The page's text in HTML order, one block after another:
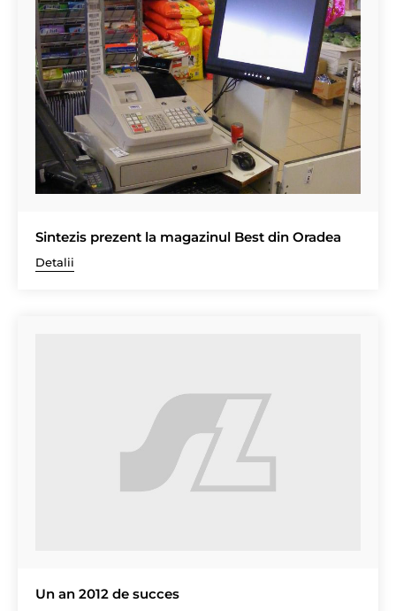
Sintezis prezent la magazinul Best din Oradea
Detalii
Un an 2012 de succes